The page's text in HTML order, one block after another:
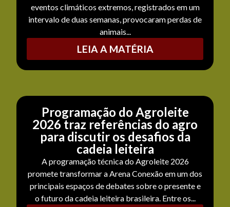
eventos climáticos extremos, registrados em um
intervalo de duas semanas, provocaram perdas de
animais...
LEIA A MATÉRIA
Programação do Agroleite
2026 traz referências do agro
para discutir os desafios da
cadeia leiteira
A programação técnica do Agroleite 2026
promete transformar a Arena Conexão em um dos
principais espaços de debates sobre o presente e
o futuro da cadeia leiteira brasileira. Entre os...